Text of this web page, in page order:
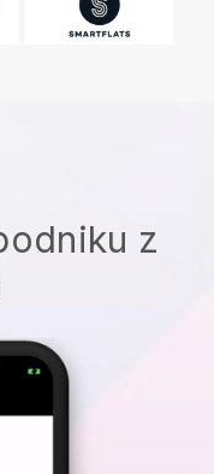
z